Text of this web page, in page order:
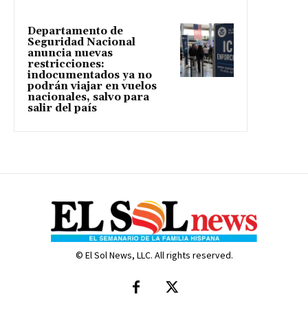
Departamento de
Seguridad Nacional
anuncia nuevas
restricciones:
indocumentados ya no
podrán viajar en vuelos
nacionales, salvo para
salir del país
© El Sol News, LLC. All rights reserved.